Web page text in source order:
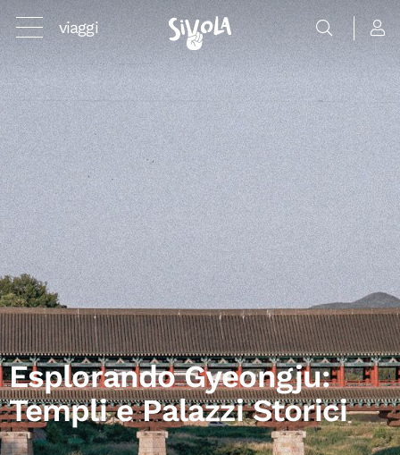
viaggi
Esplorando Gyeongju:
Templi e Palazzi Storici